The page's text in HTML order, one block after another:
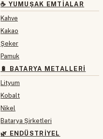
☕ YUMUŞAK EMTIALAR
Kahve
Kakao
Şeker
Pamuk
🔋 BATARYA METALLERI
Lityum
Kobalt
Nikel
Batarya Şirketleri
🌿 ENDÜSTRIYEL